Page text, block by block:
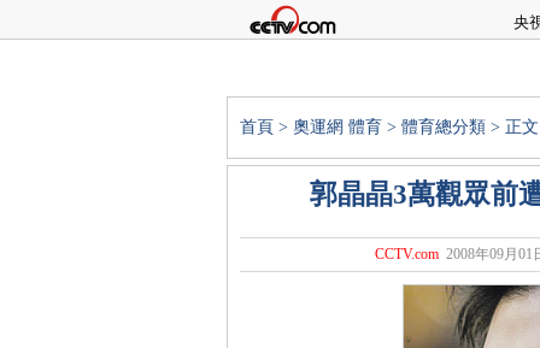
央
首頁 > 奧運網 體育 > 體育總分類 > 正文
郭晶晶3萬觀眾前
CCTV.com 2008年09月01